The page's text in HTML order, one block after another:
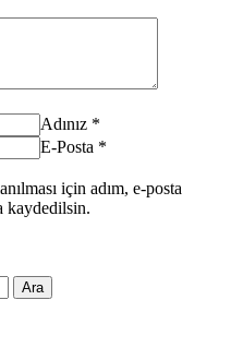
Adınız *
E-Posta *
için adım, e-posta
kaydedilsin.